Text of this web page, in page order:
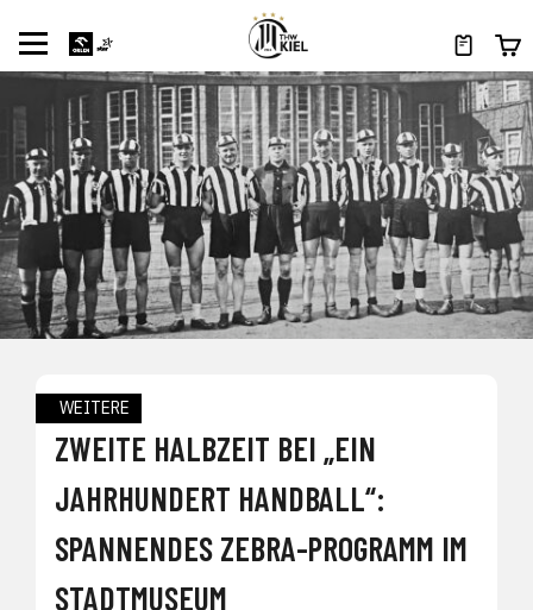
WEITERE
ZWEITE HALBZEIT BEI „EIN
JAHRHUNDERT HANDBALL“:
SPANNENDES ZEBRA-PROGRAMM IM
STADTMUSEUM